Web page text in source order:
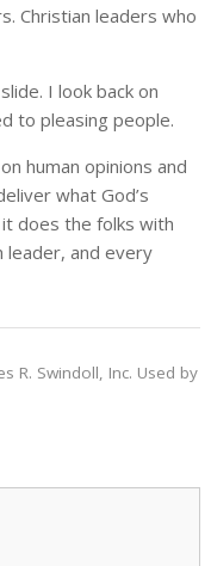
Christian leaders who
I look back on
to pleasing people.
human opinions and
what God’s
does the folks with
leader, and every
R. Swindoll, Inc. Used by